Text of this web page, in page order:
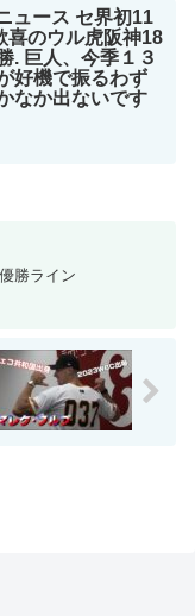
ュース セ界初11
喜のウル虎阪神18
. 巨人、今季１３
好機で振るわず
なか出ないです
勝ライン